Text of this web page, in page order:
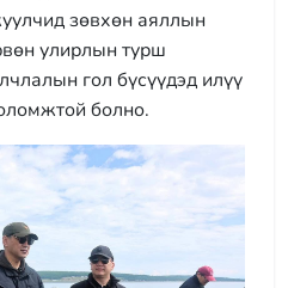
зөвхөн аяллын
улирлын турш
гол бүсүүдэд илүү
болно.